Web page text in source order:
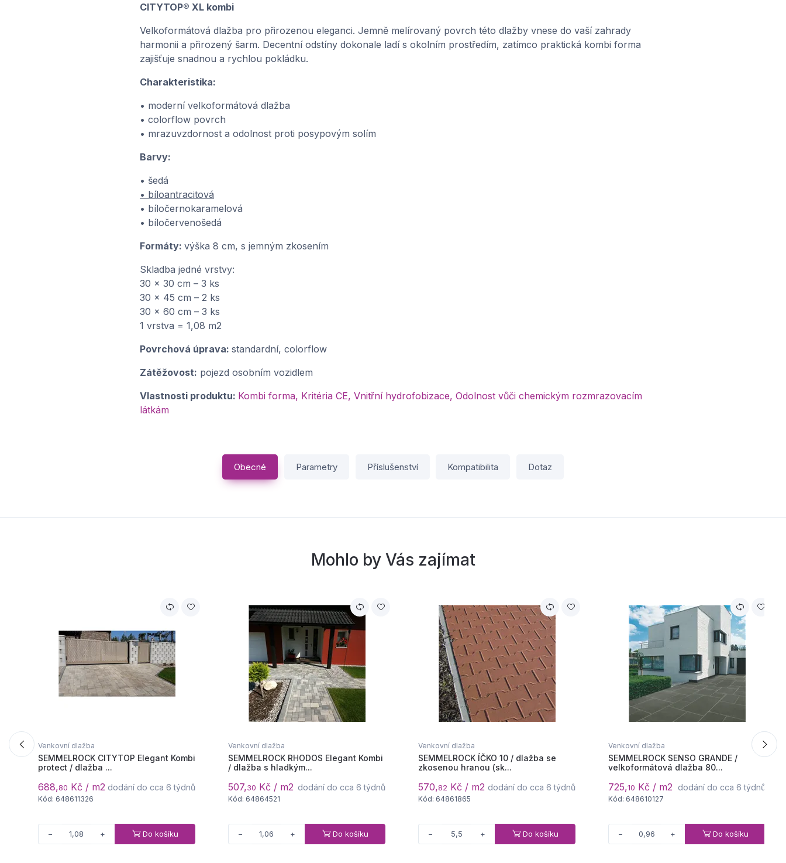
CITYTOP® XL kombi
Velkoformátová dlažba pro přirozenou eleganci. Jemně melírovaný povrch této dlažby vnese do vaší zahrady
harmonii a přirozený šarm. Decentní odstíny dokonale ladí s okolním prostředím, zatímco praktická kombi forma
zajišťuje snadnou a rychlou pokládku.
Charakteristika:
• moderní velkoformátová dlažba
• colorflow povrch
• mrazuvzdornost a odolnost proti posypovým solím
Barvy:
• šedá
• bíloantracitová
• bíločernokaramelová
• bíločervenošedá
Formáty: výška 8 cm, s jemným zkosením
Skladba jedné vrstvy:
30 x 30 cm – 3 ks
30 x 45 cm – 2 ks
30 x 60 cm – 3 ks
1 vrstva = 1,08 m2
Povrchová úprava: standardní, colorflow
Zátěžovost: pojezd osobním vozidlem
Vlastnosti produktu: Kombi forma, Kritéria CE, Vnitřní hydrofobizace, Odolnost vůči chemickým rozmrazovacím
látkám
Obecné Parametry Příslušenství Kompatibilita Dotaz
Mohlo by Vás zajímat
Venkovní dlažba
SEMMELROCK CITYTOP Elegant Kombi
protect / dlažba ...
688,80 Kč / m2 dodání do cca 6 týdnů
Kód: 648611326
− + Do košíku
Venkovní dlažba
SEMMELROCK RHODOS Elegant Kombi
/ dlažba s hladkým...
507,30 Kč / m2 dodání do cca 6 týdnů
Kód: 64864521
− + Do košíku
Venkovní dlažba
SEMMELROCK ÍČKO 10 / dlažba se
zkosenou hranou (sk...
570,82 Kč / m2 dodání do cca 6 týdnů
Kód: 64861865
− + Do košíku
Venkovní dlažba
SEMMELROCK SENSO GRANDE /
velkoformátová dlažba 80...
725,10 Kč / m2 dodání do cca 6 týdnů
Kód: 648610127
− + Do košíku